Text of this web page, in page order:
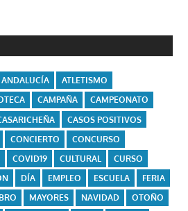
ANDALUCÍA
ATLETISMO
CAMPAÑA
CAMPEONATO
CASOS POSITIVOS
CONCIERTO
CONCURSO
COVID19 CULTURAL
CURSO
DÍA EMPLEO ESCUELA
FERIA
MAYORES NAVIDAD
OTOÑO